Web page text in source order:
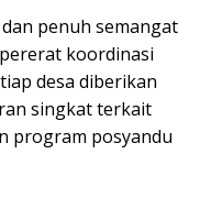
penuh semangat
koordinasi
desa diberikan
singkat terkait
program posyandu